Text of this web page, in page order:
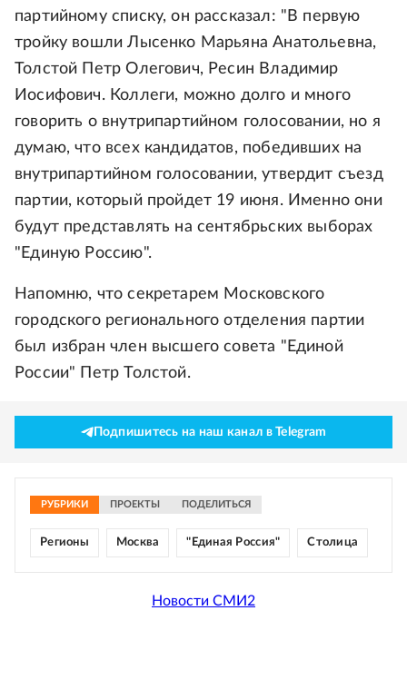
партийному списку, он рассказал: "В первую
тройку вошли Лысенко Марьяна Анатольевна,
Толстой Петр Олегович, Ресин Владимир
Иосифович. Коллеги, можно долго и много
говорить о внутрипартийном голосовании, но я
думаю, что всех кандидатов, победивших на
внутрипартийном голосовании, утвердит съезд
партии, который пройдет 19 июня. Именно они
будут представлять на сентябрьских выборах
"Единую Россию".
Напомню, что секретарем Московского
городского регионального отделения партии
был избран член высшего совета "Единой
России" Петр Толстой.
Подпишитесь на наш канал в Telegram
РУБРИКИ ПРОЕКТЫ ПОДЕЛИТЬСЯ
Регионы Москва "Единая Россия" Столица
Новости СМИ2